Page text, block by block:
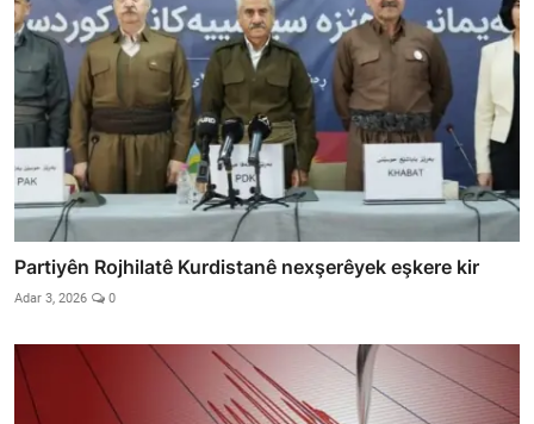
Partiyên Rojhilatê Kurdistanê nexşerêyek eşkere kir
Adar 3, 2026 0